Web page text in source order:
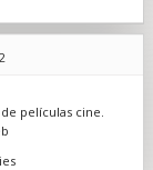
películas cine.